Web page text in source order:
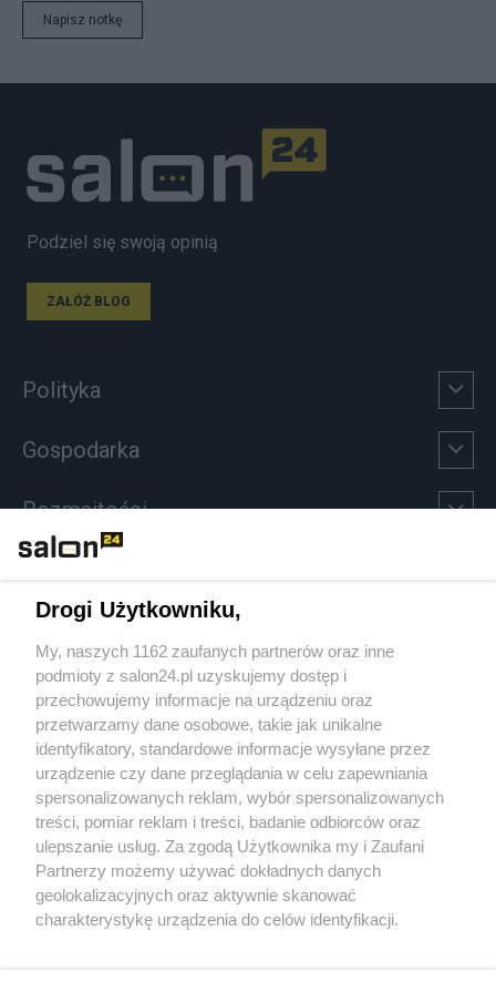
Napisz notkę
Podziel się swoją opinią
ZAŁÓŻ BLOG
Polityka
Gospodarka
Rozmaitości
Sport
Społeczeństwo
Kultura
X Facebook Instagram Youtube
Drogi Użytkowniku,
My, naszych 1162 zaufanych partnerów oraz inne
podmioty z salon24.pl uzyskujemy dostęp i
przechowujemy informacje na urządzeniu oraz
przetwarzamy dane osobowe, takie jak unikalne
identyfikatory, standardowe informacje wysyłane przez
urządzenie czy dane przeglądania w celu zapewniania
spersonalizowanych reklam, wybór spersonalizowanych
treści, pomiar reklam i treści, badanie odbiorców oraz
ulepszanie usług. Za zgodą Użytkownika my i Zaufani
Partnerzy możemy używać dokładnych danych
geolokalizacyjnych oraz aktywnie skanować
charakterystykę urządzenia do celów identyfikacji.